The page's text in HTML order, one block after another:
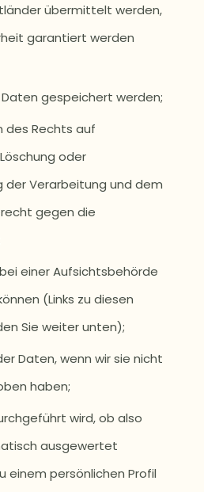
übermittelt werden,
garantiert werden
gespeichert werden;
des Rechts auf
oder
der Verarbeitung und dem
gegen die
einer Aufsichtsbehörde
(Links zu diesen
Sie weiter unten);
Daten, wenn wir sie nicht
haben;
wird, ob also
ausgewertet
einem persönlichen Profil